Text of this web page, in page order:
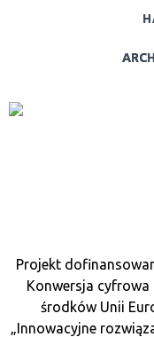
Promowane
Projekt
Konwersja
środków Unii
„Innowacyjne